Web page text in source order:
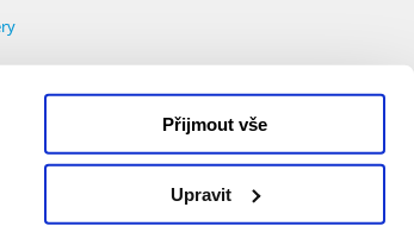
Přijmout vše
Upravit